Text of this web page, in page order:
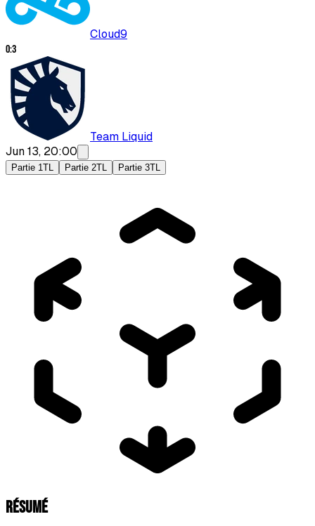
Cloud9
0:3
Team Liquid
Jun 13, 20:00
Partie 1TL Partie 2TL Partie 3TL
RÉSUMÉ